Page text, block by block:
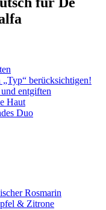
berücksichtigen!
entgiften
Haut
Duo
Rosmarin
& Zitrone